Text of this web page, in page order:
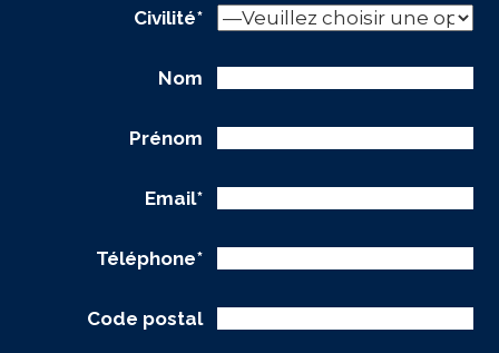
Civilité*
Nom
Prénom
Email*
Téléphone*
Code postal